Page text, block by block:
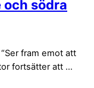
södra
fram emot att
fortsätter att ...